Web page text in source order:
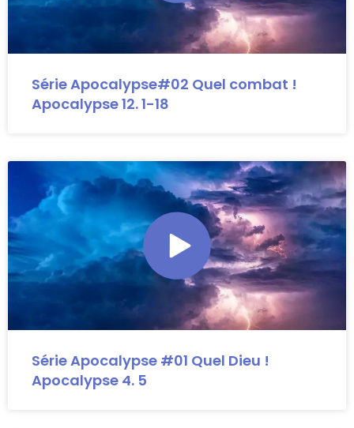
Série Apocalypse#02 Quel combat !
Apocalypse 12. 1-18
Série Apocalypse #01 Quel Dieu !
Apocalypse 4. 5